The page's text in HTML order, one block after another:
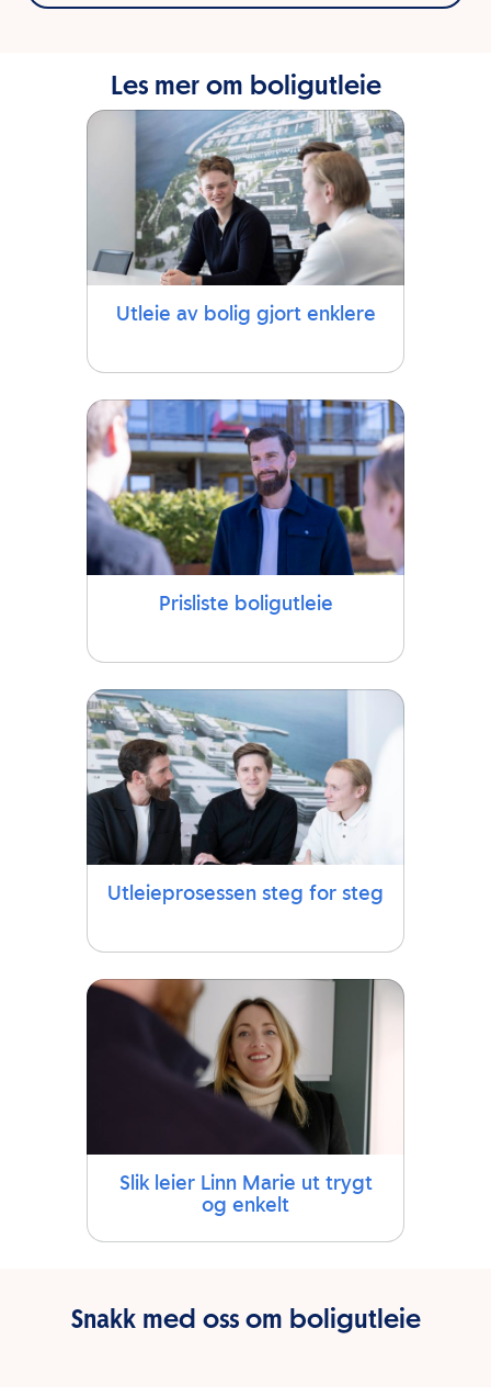
Les mer om boligutleie
Utleie av bolig gjort enklere
Prisliste boligutleie
Utleieprosessen steg for steg
Slik leier Linn Marie ut trygt
og enkelt
Snakk med oss om boligutleie